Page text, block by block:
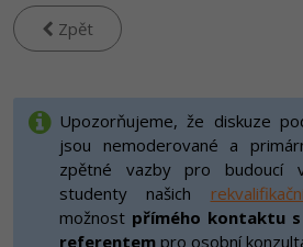
Workshopy zdarma
Datová analýza v praxi
Základy programování
Objektové programování -
Umělá inteligence
Školení dle technologií
C# .NET
Java
Kurzy IT profesí
Junior programátor
Senior programátor
Front-end developer
Jak začít?
Java -80%
C#.NET -80%
Kurzy e-commerce
Testování softwaru
Datová analýza
Zpět
Upozorňujeme, že diskuze
jsou nemoderované a
zpětné vazby pro budoucí
studenty našich
možnost přímého kontaktu
referentem pro osobní